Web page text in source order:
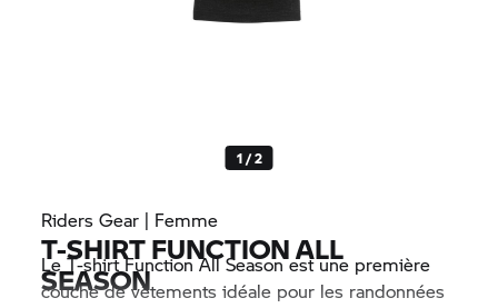
1 / 2
Riders Gear | Femme
T-SHIRT FUNCTION ALL
SEASON
Le T-shirt Function All Season est une première
couche de vêtements idéale pour les randonnées